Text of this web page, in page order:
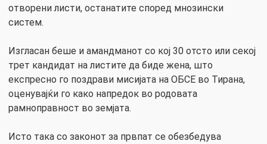
отворени листи, останатите според мнозински
систем.
Изгласан беше и амандманот со кој 30 отсто или секој
трет кандидат на листите да биде жена, што
експресно го поздрави мисијата на ОБСЕ во Тирана,
оценувајќи го како напредок во родовата
рамноправност во земјата.
Исто така со законот за првпат се обезбедува